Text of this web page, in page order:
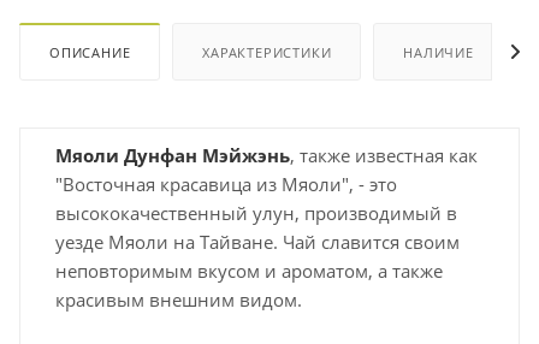
ОПИСАНИЕ ХАРАКТЕРИСТИКИ НАЛИЧИЕ
Мяоли Дунфан Мэйжэнь, также известная как
"Восточная красавица из Мяоли", - это
высококачественный улун, производимый в
уезде Мяоли на Тайване. Чай славится своим
неповторимым вкусом и ароматом, а также
красивым внешним видом.